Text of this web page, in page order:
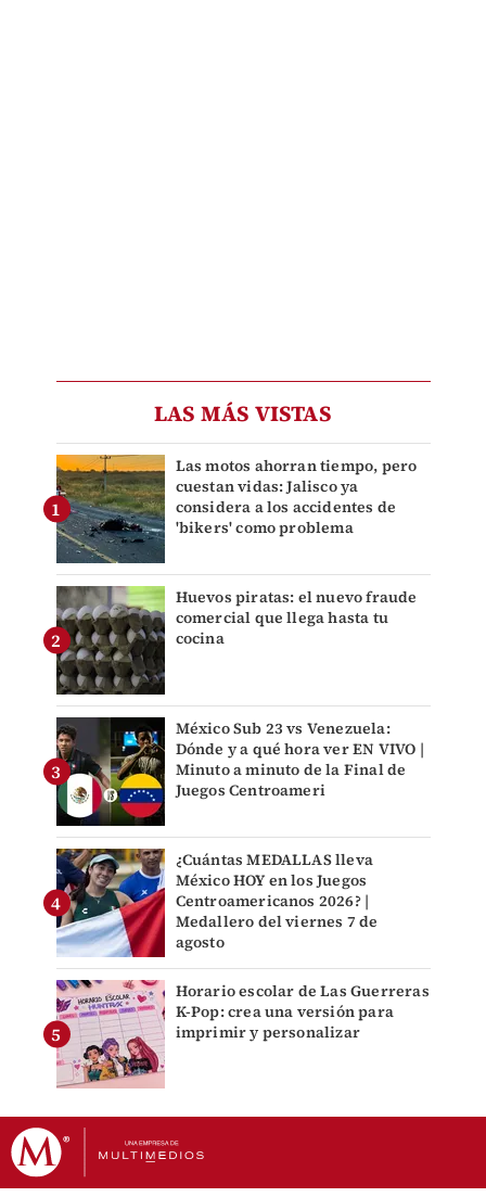
LAS MÁS VISTAS
Las motos ahorran tiempo, pero
cuestan vidas: Jalisco ya
considera a los accidentes de
'bikers' como problema
Huevos piratas: el nuevo fraude
comercial que llega hasta tu
cocina
México Sub 23 vs Venezuela:
Dónde y a qué hora ver EN VIVO |
Minuto a minuto de la Final de
Juegos Centroameri
¿Cuántas MEDALLAS lleva
México HOY en los Juegos
Centroamericanos 2026? |
Medallero del viernes 7 de
agosto
Horario escolar de Las Guerreras
K-Pop: crea una versión para
imprimir y personalizar